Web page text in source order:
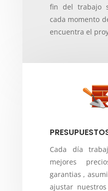
fin del trabajo
cada momento
encuentra el
Cada día
mejores
garantias ,
ajustar